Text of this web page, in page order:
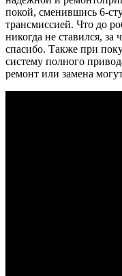
покой, сменившись 6-
трансмиссией. Что до
никогда не ставился,
спасибо. Также при
систему полного
ремонт или замена